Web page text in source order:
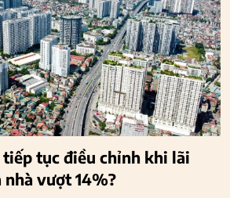
tục điều chỉnh khi lãi
vượt 14%?